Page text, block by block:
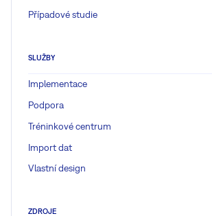
Případové studie
SLUŽBY
Implementace
Podpora
Tréninkové centrum
Import dat
Vlastní design
ZDROJE